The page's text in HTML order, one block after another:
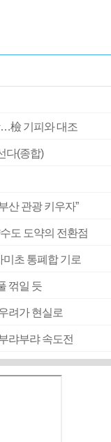
…檢 기피와 대조
다(종합)
산 관광 키우자”
도 도약의 전환점
초 통폐합 기로
꺾일 듯
려가 현실로
랴부랴 속도전